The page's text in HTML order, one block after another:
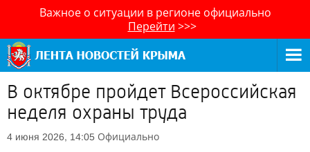
Важное о ситуации в регионе официально
Перейти >>>
В октябре пройдет Всероссийская
неделя охраны труда
4 июня 2026, 14:05 Официально